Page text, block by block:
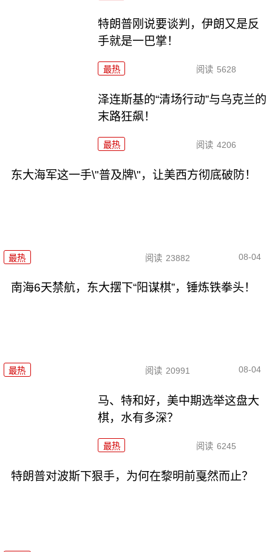
特朗普刚说要谈判，伊朗又是反
手就是一巴掌！
最热 阅读 5628
泽连斯基的“清场行动”与乌克兰的
末路狂飙！
最热 阅读 4206
东大海军这一手\"普及牌\"，让美西方彻底破防！
最热 阅读 23882 08-04
南海6天禁航，东大摆下“阳谋棋”，锤炼铁拳头！
最热 阅读 20991 08-04
马、特和好，美中期选举这盘大
棋，水有多深？
最热 阅读 6245
特朗普对波斯下狠手，为何在黎明前戛然而止？